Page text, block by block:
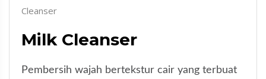
Cleanser
Milk Cleanser
Pembersih wajah bertekstur cair yang terbuat